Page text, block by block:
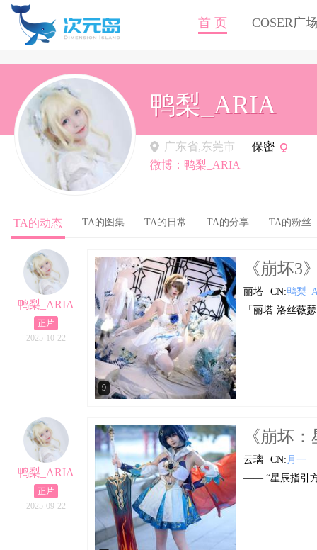
首 页 COSER广
鸭梨_ARIA
广东省,东莞市
保密
微博：鸭梨_ARIA
TA的动态 TA的图集 TA的日常 TA的分享 TA的粉丝
鸭梨_ARIA
正片
2025-10-22
9
《崩坏3
丽塔 CN:鸭梨
「丽塔·洛丝薇
鸭梨_ARIA
正片
2025-09-22
《崩坏
云璃 CN: 月一
—— “星辰指引